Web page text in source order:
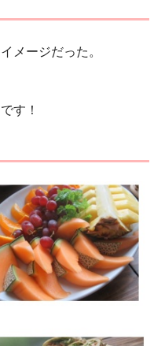
メージだった。
す！